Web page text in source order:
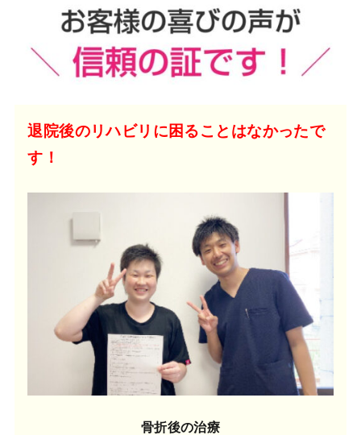
退院後のリハビリに困ることはなかったで
す！
骨折後の治療